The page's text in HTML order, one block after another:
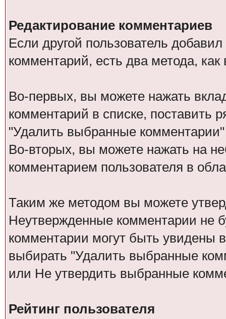
Редактирование комментариев
Если другой пользователь
комментарий, есть два метода,
Во-первых, вы можете нажать
комментарий в списке, поставить
"Удалить выбранные
Во-вторых, вы можете нажать на
комментарием пользователя в
Таким же методом вы можете
Неутвержденные комментарии не
комментарии могут быть увидены
выбирать "Удалить выбранные
или Не утвердить выбранные
Рейтинг пользователя